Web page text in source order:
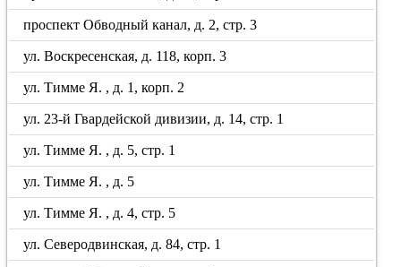
проспект Обводный канал, д. 2, стр. 3
ул. Воскресенская, д. 118, корп. 3
ул. Тимме Я. , д. 1, корп. 2
ул. 23-й Гвардейской дивизии, д. 14, стр. 1
ул. Тимме Я. , д. 5, стр. 1
ул. Тимме Я. , д. 5
ул. Тимме Я. , д. 4, стр. 5
ул. Северодвинская, д. 84, стр. 1